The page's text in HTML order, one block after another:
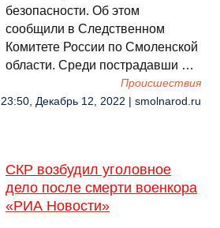
безопасности. Об этом
сообщили в Следственном
Комитете России по Смоленской
области. Среди пострадавши …
Происшествия
23:50, Декабрь 12, 2022 | smolnarod.ru
СКР возбудил уголовное
дело после смерти военкора
«РИА Новости»